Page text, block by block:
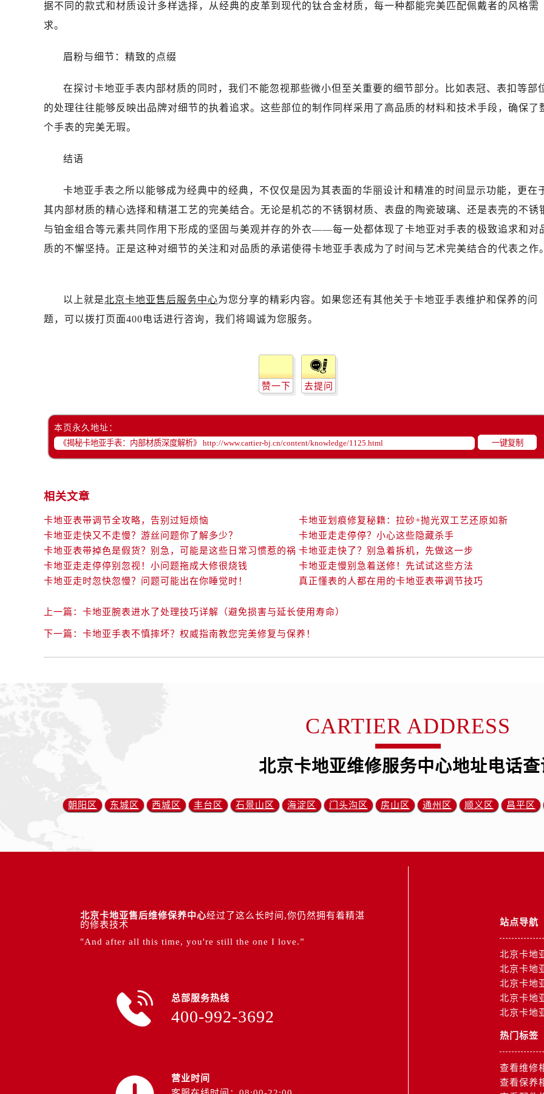
据不同的款式和材质设计多样选择，从经典的皮革到现代的钛合金材质，每一种都能完美匹配佩戴者的风格需
求。
眉粉与细节：精致的点缀
在探讨卡地亚手表内部材质的同时，我们不能忽视那些微小但至关重要的细节部分。比如表冠、表扣等部
的处理往往能够反映出品牌对细节的执着追求。这些部位的制作同样采用了高品质的材料和技术手段，确保了
个手表的完美无瑕。
结语
卡地亚手表之所以能够成为经典中的经典，不仅仅是因为其表面的华丽设计和精准的时间显示功能，更在
其内部材质的精心选择和精湛工艺的完美结合。无论是机芯的不锈钢材质、表盘的陶瓷玻璃、还是表壳的不锈
与铂金组合等元素共同作用下形成的坚固与美观并存的外衣——每一处都体现了卡地亚对手表的极致追求和对
质的不懈坚持。正是这种对细节的关注和对品质的承诺使得卡地亚手表成为了时间与艺术完美结合的代表之作。
以上就是北京卡地亚售后服务中心为您分享的精彩内容。如果您还有其他关于卡地亚手表维护和保养的问
题，可以拨打页面400电话进行咨询，我们将竭诚为您服务。
赞一下 去提问
本页永久地址：
一键复制
相关文章
卡地亚表带调节全攻略，告别过短烦恼
卡地亚划痕修复秘籍：拉砂+抛光双工艺还原如新
卡地亚走快又不走慢？游丝问题你了解多少？
卡地亚走走停停？小心这些隐藏杀手
卡地亚表带掉色是假货？别急，可能是这些日常习惯惹的祸 卡地亚走快了？别急着拆机，先做这一步
卡地亚走走停停别忽视！小问题拖成大修很烧钱
卡地亚走慢别急着送修！先试试这些方法
卡地亚走时忽快忽慢？问题可能出在你睡觉时！
真正懂表的人都在用的卡地亚表带调节技巧
上一篇： 卡地亚腕表进水了处理技巧详解（避免损害与延长使用寿命）
下一篇： 卡地亚手表不慎摔坏？权威指南教您完美修复与保养！
CARTIER ADDRESS
北京卡地亚维修服务中心地址电话查
朝阳区 东城区 西城区 丰台区 石景山区 海淀区 门头沟区 房山区 通州区 顺义区 昌平区
北京卡地亚售后维修保养中心经过了这么长时间,你仍然拥有着精湛
的修表技术
"And after all this time, you're still the one I love.”
总部服务热线
400-992-3692
营业时间
站点导航
北京卡地
北京卡地
北京卡地
北京卡地
北京卡地
热门标签
查看维修
查看保养